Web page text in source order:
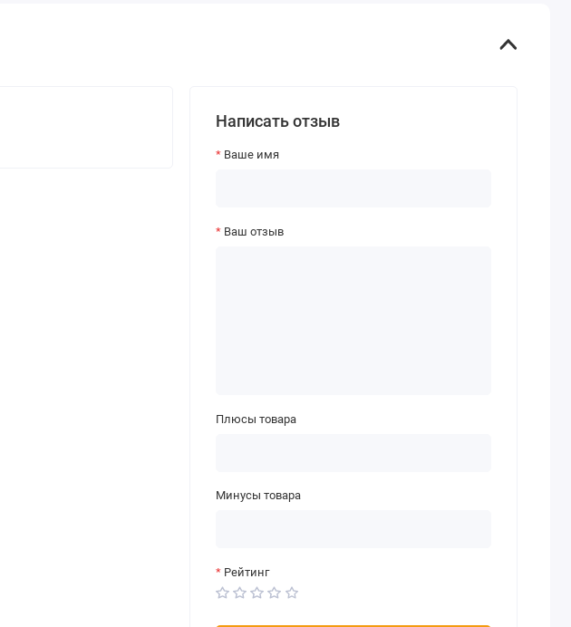
Написать отзыв
Ваше имя
Ваш отзыв
Плюсы товара
Минусы товара
Рейтинг